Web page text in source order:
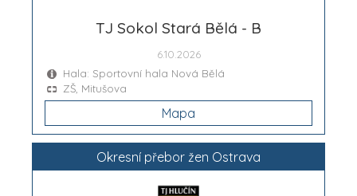
TJ Sokol Stará Bělá - B
6.10.2026
Hala: Sportovní hala Nová Bělá
ZŠ, Mitušova
Mapa
Okresní přebor žen Ostrava